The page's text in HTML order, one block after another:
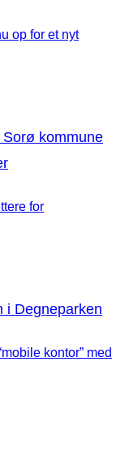
op for et nyt
kommune
for
i Degneparken
kontor” med